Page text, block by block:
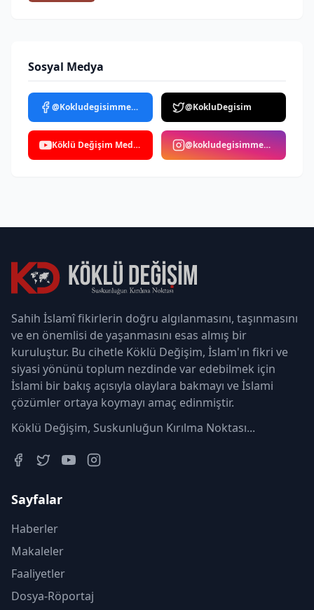
Sosyal Medya
@Kokludegisimmedya @KokluDegisim
Köklü Değişim Medya @kokludegisimmedya
Sahih İslamî fikirlerin doğru algılanmasını, taşınmasını
ve en önemlisi de yaşanmasını esas almış bir
kuruluştur. Bu cihetle Köklü Değişim, İslam'ın fikri ve
siyasi yönünü toplum nezdinde var edebilmek için
İslami bir bakış açısıyla olaylara bakmayı ve İslami
çözümler ortaya koymayı amaç edinmiştir.
Köklü Değişim, Suskunluğun Kırılma Noktası...
Sayfalar
Haberler
Makaleler
Faaliyetler
Dosya-Röportaj